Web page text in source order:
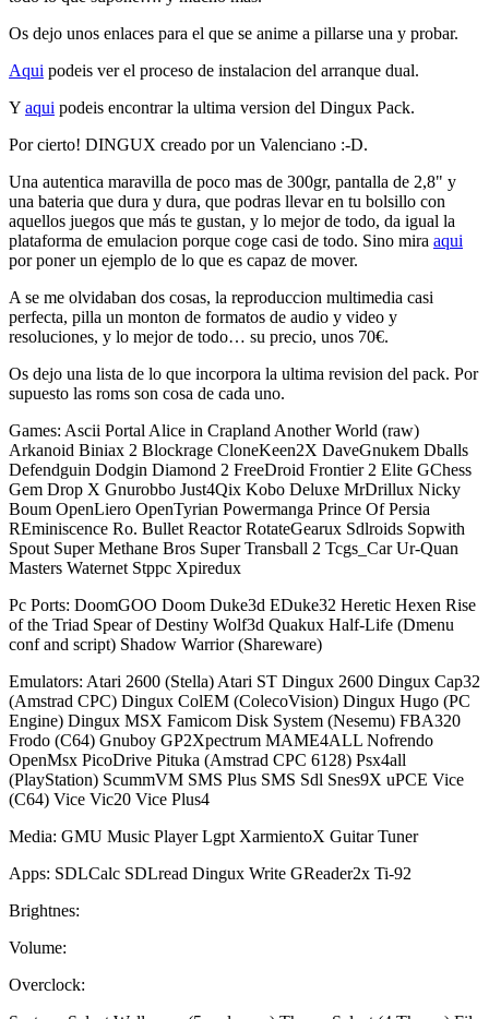
Os dejo unos enlaces para el que se anime a pillarse una y probar.
Aqui podeis ver el proceso de instalacion del arranque dual.
Y aqui podeis encontrar la ultima version del Dingux Pack.
Por cierto! DINGUX creado por un Valenciano :-D.
Una autentica maravilla de poco mas de 300gr, pantalla de 2,8" y
una bateria que dura y dura, que podras llevar en tu bolsillo con
aquellos juegos que más te gustan, y lo mejor de todo, da igual la
plataforma de emulacion porque coge casi de todo. Sino mira aqui
por poner un ejemplo de lo que es capaz de mover.
A se me olvidaban dos cosas, la reproduccion multimedia casi
perfecta, pilla un monton de formatos de audio y video y
resoluciones, y lo mejor de todo… su precio, unos 70€.
Os dejo una lista de lo que incorpora la ultima revision del pack. Por
supuesto las roms son cosa de cada uno.
Games: Ascii Portal Alice in Crapland Another World (raw)
Arkanoid Biniax 2 Blockrage CloneKeen2X DaveGnukem Dballs
Defendguin Dodgin Diamond 2 FreeDroid Frontier 2 Elite GChess
Gem Drop X Gnurobbo Just4Qix Kobo Deluxe MrDrillux Nicky
Boum OpenLiero OpenTyrian Powermanga Prince Of Persia
REminiscence Ro. Bullet Reactor RotateGearux Sdlroids Sopwith
Spout Super Methane Bros Super Transball 2 Tcgs_Car Ur-Quan
Masters Waternet Stppc Xpiredux
Pc Ports: DoomGOO Doom Duke3d EDuke32 Heretic Hexen Rise
of the Triad Spear of Destiny Wolf3d Quakux Half-Life (Dmenu
conf and script) Shadow Warrior (Shareware)
Emulators: Atari 2600 (Stella) Atari ST Dingux 2600 Dingux Cap32
(Amstrad CPC) Dingux ColEM (ColecoVision) Dingux Hugo (PC
Engine) Dingux MSX Famicom Disk System (Nesemu) FBA320
Frodo (C64) Gnuboy GP2Xpectrum MAME4ALL Nofrendo
OpenMsx PicoDrive Pituka (Amstrad CPC 6128) Psx4all
(PlayStation) ScummVM SMS Plus SMS Sdl Snes9X uPCE Vice
(C64) Vice Vic20 Vice Plus4
Media: GMU Music Player Lgpt XarmientoX Guitar Tuner
Apps: SDLCalc SDLread Dingux Write GReader2x Ti-92
Brightnes:
Volume:
Overclock: